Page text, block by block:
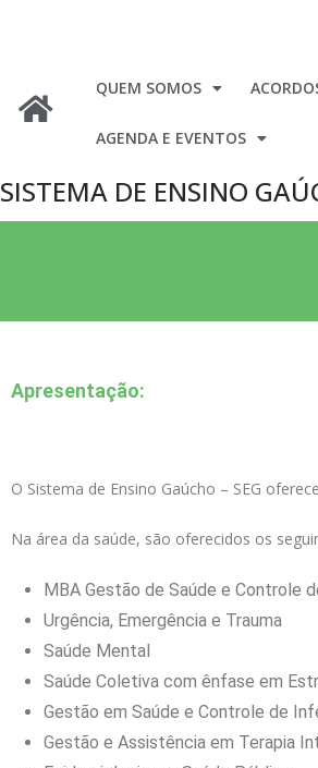
QUEM SOMOS
AGENDA E EVENTOS
SISTEMA DE ENSINO
Apresentação:
O Sistema de Ensino Gaúcho – SEG
Na área da saúde, são oferecidos os
MBA Gestão de Saúde e Controle
Urgência, Emergência e Trauma
Saúde Mental
Saúde Coletiva com ênfase em
Gestão em Saúde e Controle de
Gestão e Assistência em Terapia